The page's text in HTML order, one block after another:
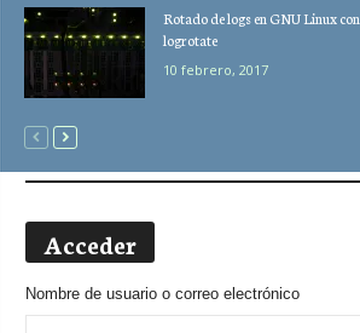
Rotado de logs en GNU Linux con
logrotate
10 febrero, 2017
Acceder
Nombre de usuario o correo electrónico